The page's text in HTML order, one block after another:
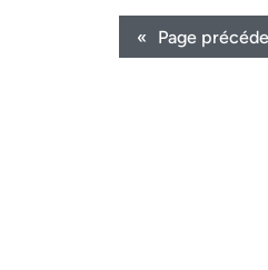
« Page